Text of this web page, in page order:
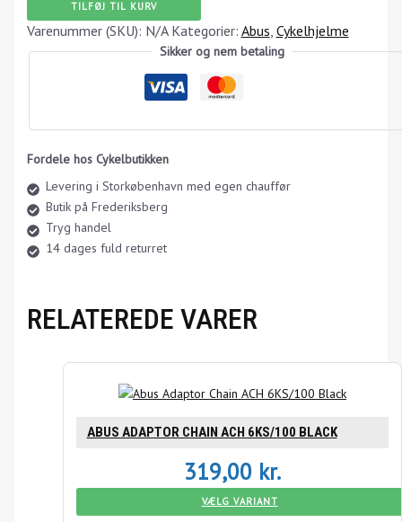
TILFØJ TIL KURV
Varenummer (SKU): N/A Kategorier: Abus Cykelhjelme
Sikker og nem betaling
Fordele hos Cykelbutikken
Levering i Storkøbenhavn med egen chauffør
Butik på Frederiksberg
Tryg handel
14 dages fuld returret
RELATEREDE VARER
ABUS ADAPTOR CHAIN ACH 6KS/100 BLACK
319,00 kr.
VÆLG VARIANT